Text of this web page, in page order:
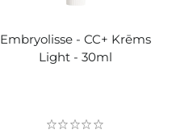
Embryolisse - CC+ Krēms
Light - 30ml